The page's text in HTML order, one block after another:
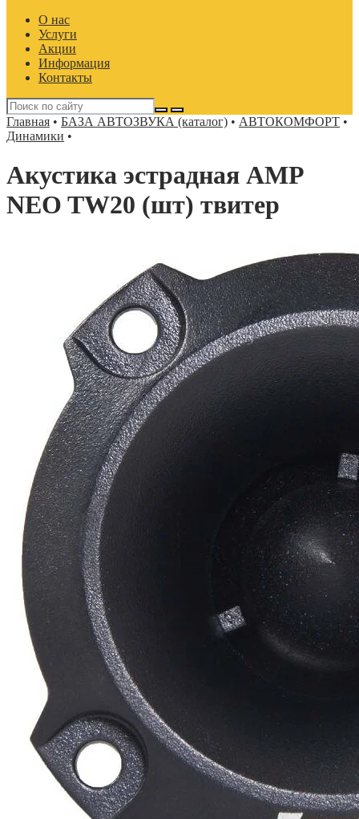
О нас
Услуги
Акции
Информация
Контакты
Главная • БАЗА АВТОЗВУКА (каталог) • АВТОКОМФОРТ •
Динамики •
Акустика эстрадная AMP
NEO TW20 (шт) твитер